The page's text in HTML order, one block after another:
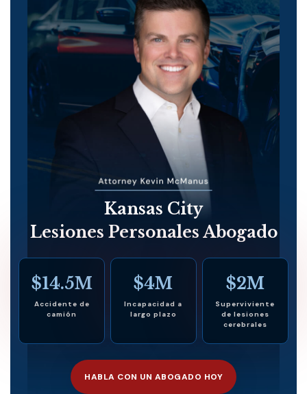
Kansas City
Lesiones Personales Abogado
$14.5M
Accidente de
camión
$4M
Incapacidad a
largo plazo
$2M
Superviviente
de lesiones
cerebrales
HABLA CON UN ABOGADO HOY